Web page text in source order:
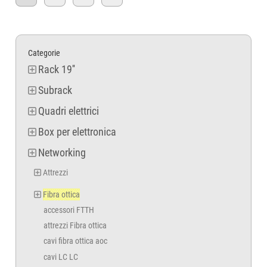
Categorie
Rack 19''
Subrack
Quadri elettrici
Box per elettronica
Networking
Attrezzi
Fibra ottica
accessori FTTH
attrezzi Fibra ottica
cavi fibra ottica aoc
cavi LC LC